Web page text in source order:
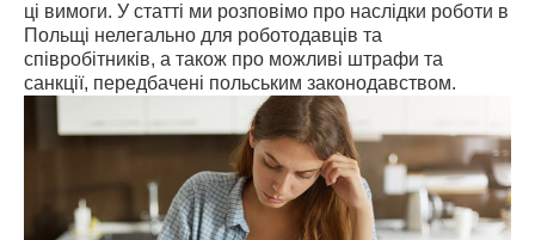
ці вимоги. У статті ми розповімо про наслідки роботи в
Польщі нелегально для роботодавців та
співробітників, а також про можливі штрафи та
санкції, передбачені польським законодавством.